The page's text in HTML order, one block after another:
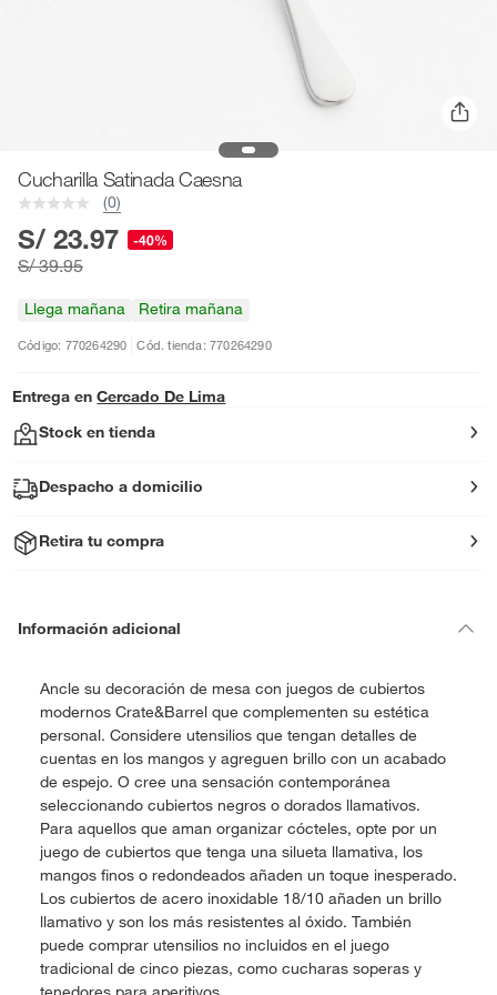
Cucharilla Satinada Caesna
(0)
S/ 23.97 -40%
S/ 39.95
Llega mañana Retira mañana
Código: 770264290 Cód. tienda: 770264290
Entrega en Cercado De Lima
Stock en tienda
Despacho a domicilio
Retira tu compra
Información adicional
Ancle su decoración de mesa con juegos de cubiertos
modernos Crate&Barrel que complementen su estética
personal. Considere utensilios que tengan detalles de
cuentas en los mangos y agreguen brillo con un acabado
de espejo. O cree una sensación contemporánea
seleccionando cubiertos negros o dorados llamativos.
Para aquellos que aman organizar cócteles, opte por un
juego de cubiertos que tenga una silueta llamativa, los
mangos finos o redondeados añaden un toque inesperado.
Los cubiertos de acero inoxidable 18/10 añaden un brillo
llamativo y son los más resistentes al óxido. También
puede comprar utensilios no incluidos en el juego
tradicional de cinco piezas, como cucharas soperas y